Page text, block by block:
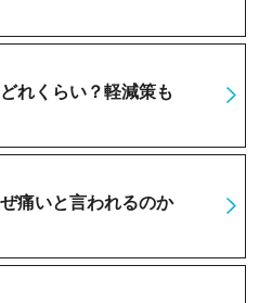
れくらい？軽減策も
痛いと言われるのか